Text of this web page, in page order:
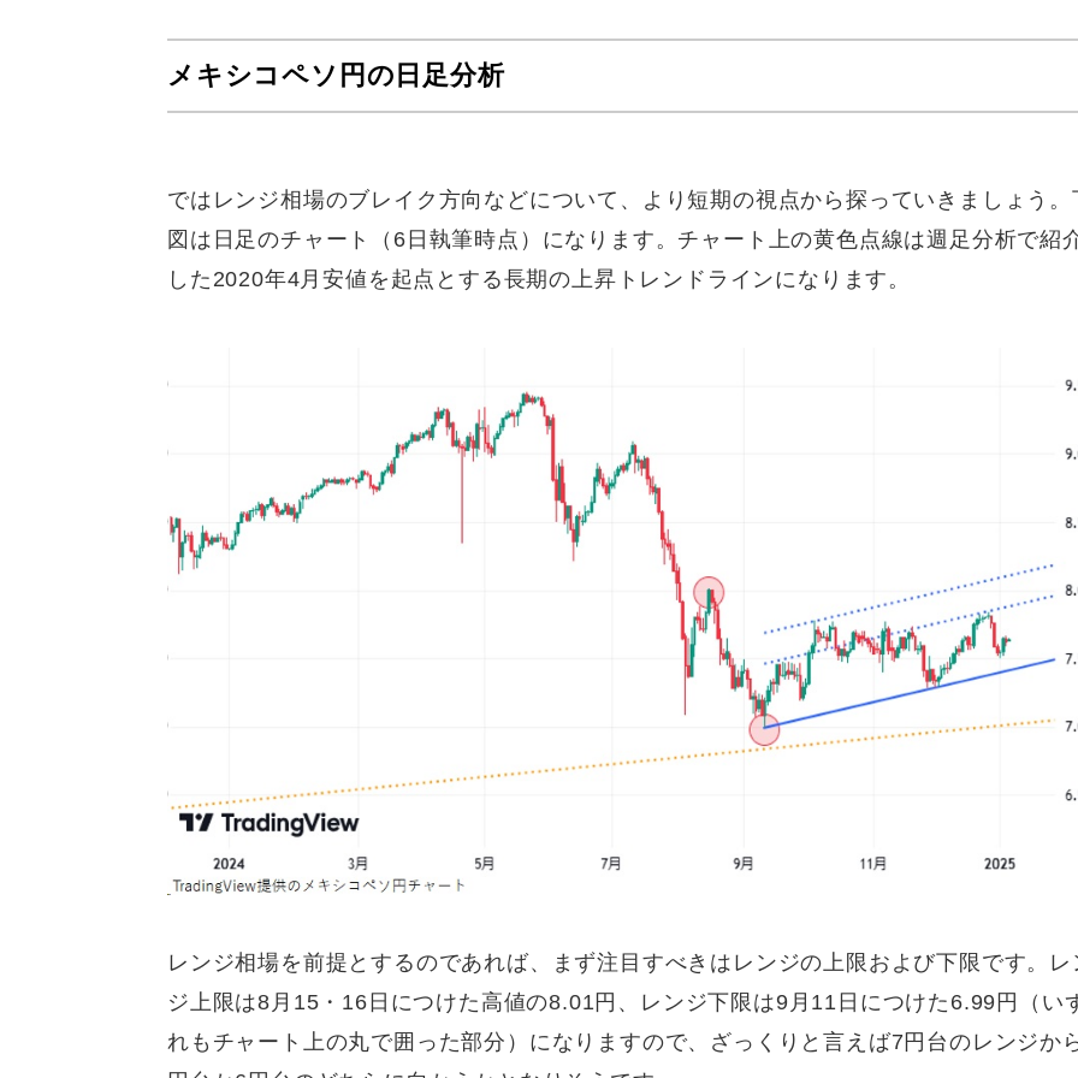
メキシコペソ円の日足分析
ではレンジ相場のブレイク方向などについて、より短期の視点から探っていきましょう。
図は日足のチャート（6日執筆時点）になります。チャート上の黄色点線は週足分析で紹
した2020年4月安値を起点とする長期の上昇トレンドラインになります。
レンジ相場を前提とするのであれば、まず注目すべきはレンジの上限および下限です。レ
ジ上限は8月15・16日につけた高値の8.01円、レンジ下限は9月11日につけた6.99円（い
れもチャート上の丸で囲った部分）になりますので、ざっくりと言えば7円台のレンジか